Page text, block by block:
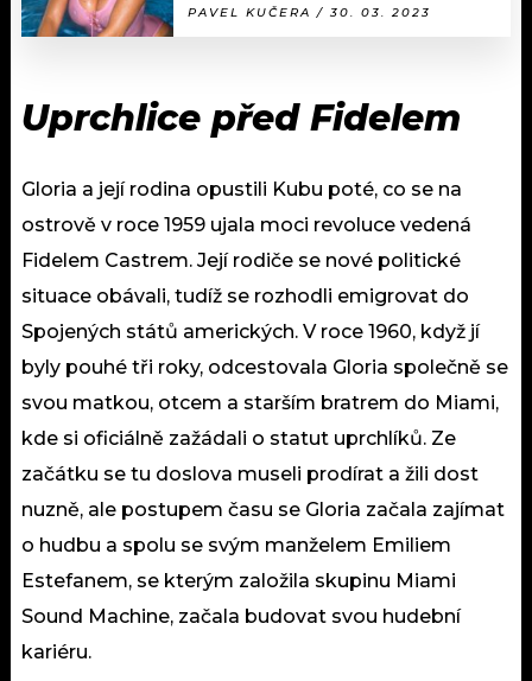
PAVEL KUČERA / 30. 03. 2023
Uprchlice před Fidelem
Gloria a její rodina opustili Kubu poté, co se na
ostrově v roce 1959 ujala moci revoluce vedená
Fidelem Castrem. Její rodiče se nové politické
situace obávali, tudíž se rozhodli emigrovat do
Spojených států amerických. V roce 1960, když jí
byly pouhé tři roky, odcestovala Gloria společně se
svou matkou, otcem a starším bratrem do Miami,
kde si oficiálně zažádali o statut uprchlíků. Ze
začátku se tu doslova museli prodírat a žili dost
nuzně, ale postupem času se Gloria začala zajímat
o hudbu a spolu se svým manželem Emiliem
Estefanem, se kterým založila skupinu Miami
Sound Machine, začala budovat svou hudební
kariéru.